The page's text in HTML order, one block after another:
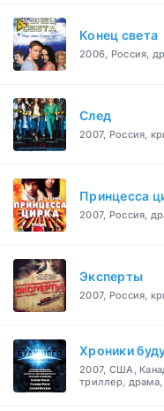
Конец света
2006, Россия,
След
2007, Россия,
Принцесса
2007, Россия,
Эксперты
2007, Россия,
Хроники
2007, США,
триллер, драма,